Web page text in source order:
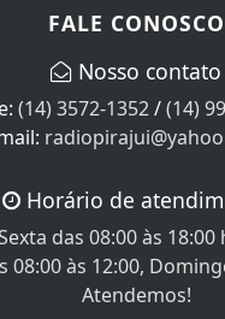
(14) 3572-1352/(14)
das 08:00 às 18:00
08:00 às 12:00,
Atendemos!